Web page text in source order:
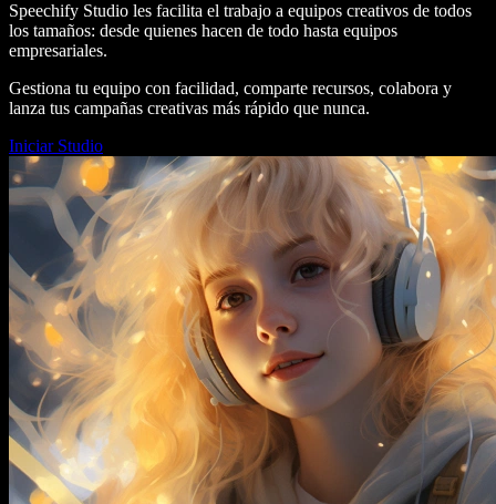
Speechify Studio les facilita el trabajo a equipos creativos de todos
los tamaños: desde quienes hacen de todo hasta equipos
empresariales.
Gestiona tu equipo con facilidad, comparte recursos, colabora y
lanza tus campañas creativas más rápido que nunca.
Iniciar Studio